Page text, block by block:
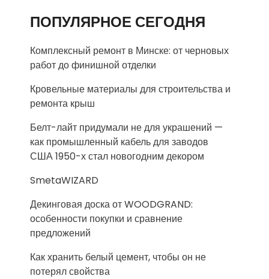
ПОПУЛЯРНОЕ СЕГОДНЯ
Комплексный ремонт в Минске: от черновых
работ до финишной отделки
Кровельные материалы для строительства и
ремонта крыш
Белт-лайт придумали не для украшений —
как промышленный кабель для заводов
США 1950-х стал новогодним декором
SmetaWIZARD
Декинговая доска от WOODGRAND:
особенности покупки и сравнение
предложений
Как хранить белый цемент, чтобы он не
потерял свойства